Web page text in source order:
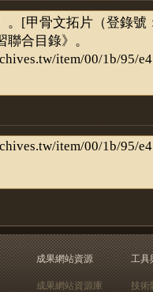
成果網站資源
成果網站資源庫
工具
技術